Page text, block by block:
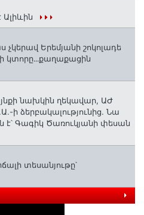
Երեմյանի շոկոլադե
կտորը․․․քաղաքացին
նախկին ղեկավար, ԱԺ
ձերբակալությունից. Նա
է՝ Գագիկ Ծառուկյանի փեսան
տեսանյութը՝